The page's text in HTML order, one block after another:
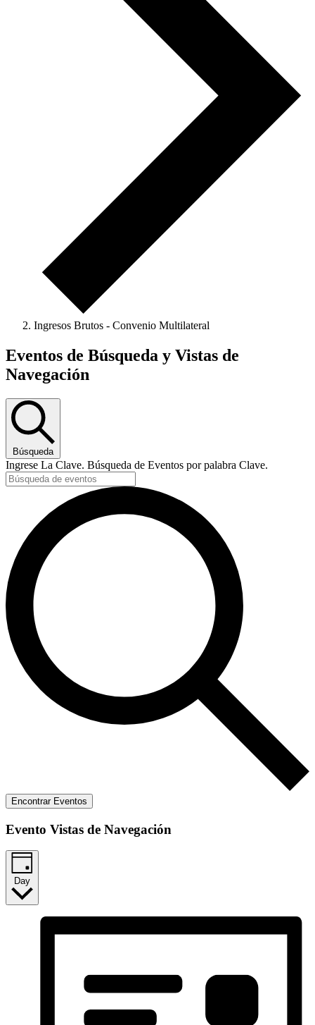
Ingresos Brutos - Convenio Multilateral
Eventos
for
18,
2026
Eventos de Búsqueda y Vistas de
Navegación
Búsqueda
Ingrese La Clave. Búsqueda de Eventos por palabra Clave.
Encontrar Eventos
Evento Vistas de Navegación
Day